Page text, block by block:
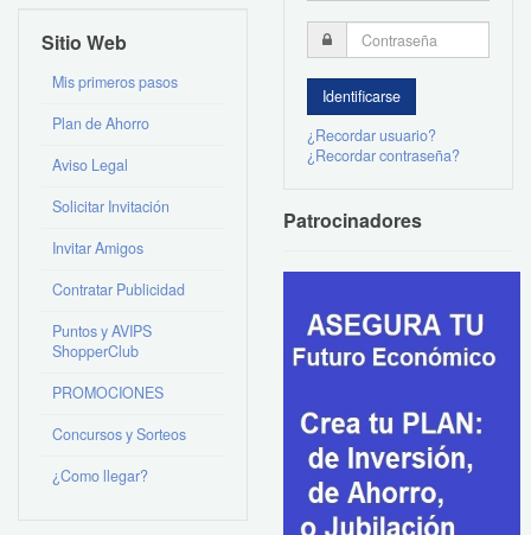
Sitio Web
Mis primeros pasos
Plan de Ahorro
Aviso Legal
Solicitar Invitación
Invitar Amigos
Contratar Publicidad
Puntos y AVIPS
ShopperClub
PROMOCIONES
Concursos y Sorteos
¿Como llegar?
¿Recordar usuario?
¿Recordar contraseña?
Patrocinadores